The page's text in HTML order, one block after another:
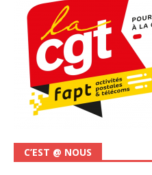
C’EST @ NOUS